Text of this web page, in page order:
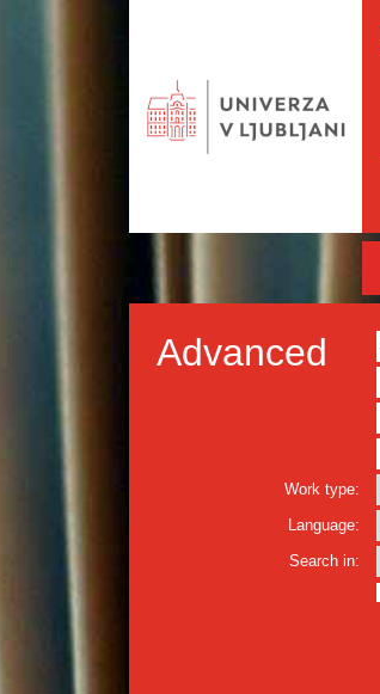
Advanced
Work type:
Language:
Search in: